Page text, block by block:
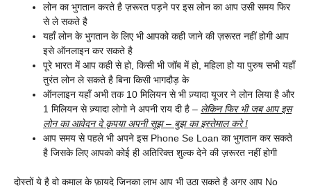
लोन का भुगतान करते है ज़रूरत पड़ने पर इस लोन का आप उसी समय फिर
से ले सकते है
यहाँ लोन के भुगतान के लिए भी आपको कही जाने की ज़रूरत नहीं होगी आप
इसे ऑनलाइन कर सकते है
पूरे भारत में आप कही से हो, किसी भी जॉब में हो, महिला हो या पुरुष सभी यहाँ
तुरंत लोन ले सकते है बिना किसी भागदौड़ के
ऑनलाइन यहाँ अभी तक 10 मिलियन से भी ज़्यादा यूजर ने लोन लिया है और
1 मिलियन से ज़्यादा लोगो ने अपनी राय दी है – लेकिन फिर भी जब आप इस
लोन का आवेदन दे कृपया अपनी सूझ – बुझ का इस्तेमाल करे !
आप समय से पहले भी अपने इस Phone Se Loan का भुगतान कर सकते
है जिसके लिए आपको कोई ही अतिरिक्त शुल्क देने की ज़रूरत नहीं होगी
दोस्तों ये है वो कमाल के फ़ायदे जिनका लाभ आप भी उठा सकते है अगर आप No